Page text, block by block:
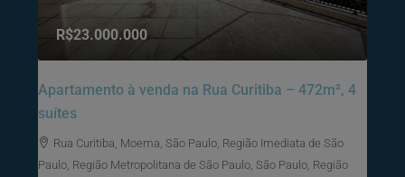
R$23.000.000
Apartamento à venda na Rua Curitiba – 472m², 4
suítes
Rua Curitiba, Moema, São Paulo, Região Imediata de São
Paulo, Região Metropolitana de São Paulo, São Paulo, Região